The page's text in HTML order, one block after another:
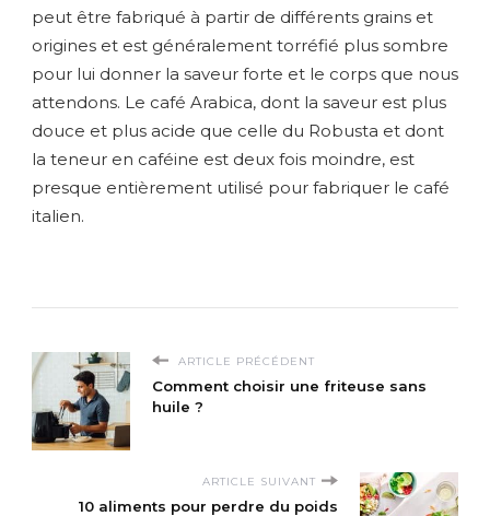
peut être fabriqué à partir de différents grains et
origines et est généralement torréfié plus sombre
pour lui donner la saveur forte et le corps que nous
attendons. Le café Arabica, dont la saveur est plus
douce et plus acide que celle du Robusta et dont
la teneur en caféine est deux fois moindre, est
presque entièrement utilisé pour fabriquer le café
italien.
ARTICLE PRÉCÉDENT
Comment choisir une friteuse sans
huile ?
ARTICLE SUIVANT
10 aliments pour perdre du poids